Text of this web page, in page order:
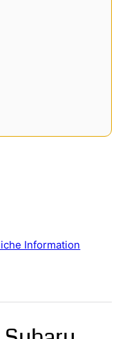
Information